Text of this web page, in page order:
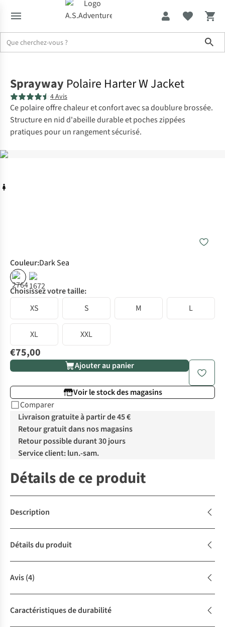
Sprayway Polaire Harter W Jacket
4 Avis
Ce polaire offre chaleur et confort avec sa doublure brossée.
Structure en nid d'abeille durable et poches zippées
pratiques pour un rangement sécurisé.
Couleur:Dark Sea
Choisissez votre taille:
XS
S M L
XL XXL
€75,00
Ajouter au panier
Voir le stock des magasins
Comparer
Livraison gratuite à partir de 45 €
Retour gratuit dans nos magasins
Retour possible durant 30 jours
Service client: lun.-sam.
Détails de ce produit
Description
Détails du produit
Avis(4)
Caractéristiques de durabilité